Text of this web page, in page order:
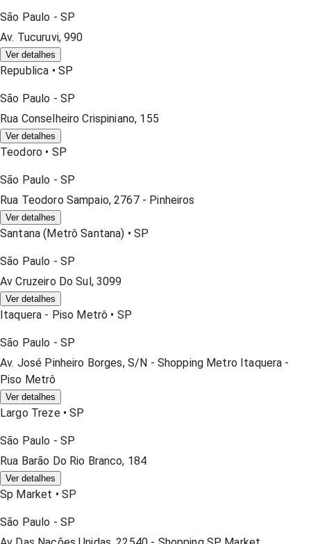
São Paulo - SP
Av. Tucuruvi, 990
Ver detalhes
Republica • SP
São Paulo - SP
Rua Conselheiro Crispiniano, 155
Ver detalhes
Teodoro • SP
São Paulo - SP
Rua Teodoro Sampaio, 2767 - Pinheiros
Ver detalhes
Santana (metrô Santana) • SP
São Paulo - SP
Av Cruzeiro Do Sul, 3099
Ver detalhes
Itaquera - Piso Metrô • SP
São Paulo - SP
Av. José Pinheiro Borges, S/n - Shopping Metro Itaquera -
Piso Metrô
Ver detalhes
Largo Treze•SP
São Paulo - SP
Rua Barão Do Rio Branco, 184
Ver detalhes
Sp Market • SP
São Paulo - SP